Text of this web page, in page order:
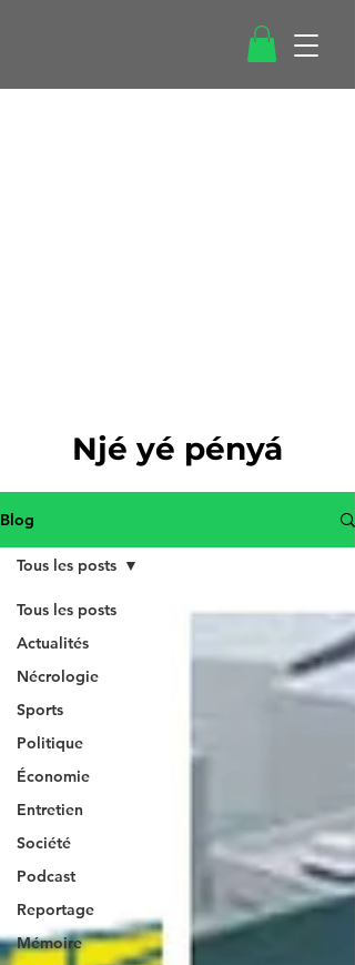
Njé yé pényá
Blog
Tous les posts
Actualités
Nécrologie
Sports
Politique
Économie
Entretien
Société
Podcast
Reportage
Mémoire
Tous les posts